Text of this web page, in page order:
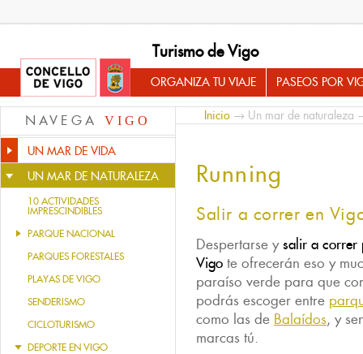
Turismo de Vigo
ORGANIZA TU VIAJE PASEOS POR
NAVEGA VIGO
UN MAR DE VIDA
UN MAR DE NATURALEZA
10 ACTIVIDADES
IMPRESCINDIBLES
PARQUE NACIONAL
PARQUES FORESTALES
PLAYAS DE VIGO
SENDERISMO
CICLOTURISMO
DEPORTE EN VIGO
Inicio → Un mar de naturaleza
Running
Salir a correr en
Despertarse ysalir a correr
Vigo te ofrecerán eso y
paraíso verde para que
podrás escoger entre
como las de Balaídos, y
marcas tú.